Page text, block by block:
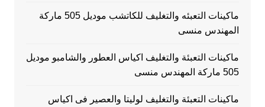
ماكينات التعبئه والتغليف للكاتشب موديل 505 ماركة
المهندس منسى
ماكينات التعبئة والتغليف اكياس العطور والشامبو موديل
505 ماركة المهندس منسى
ماكينات التعبئة والتغليف لوليتا والعصير فى اكياس